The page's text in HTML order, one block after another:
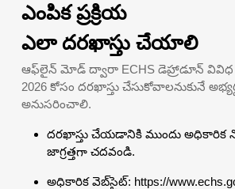
ఎంపిక ప్రక్రియ
ఎలా దరఖాస్తు చేయాలి
ఆఫ్‌లైన్ మోడ్ ద్వారా ECHS డెహ్రాడూన్ వివిధ
2026 కోసం దరఖాస్తు చేసుకోవాలనుకునే
అనుసరించాలి.
దరఖాస్తు చేయడానికి ముందు అధికారిక
జాగ్రత్తగా చదవండి.
అధికారిక వెబ్‌సైట్: https://